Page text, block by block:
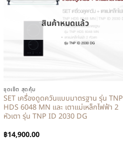
สินค้าหมดแล้ว
ชุดเซ็ต สุดคุ้ม
SET เครื่องดูดควันแบบมาตรฐาน รุ่น TNP
HDS 6048 MN และ เตาแม่เหล็กไฟฟ้า 2
หัวเตา รุ่น TNP ID 2030 DG
฿14,900.00